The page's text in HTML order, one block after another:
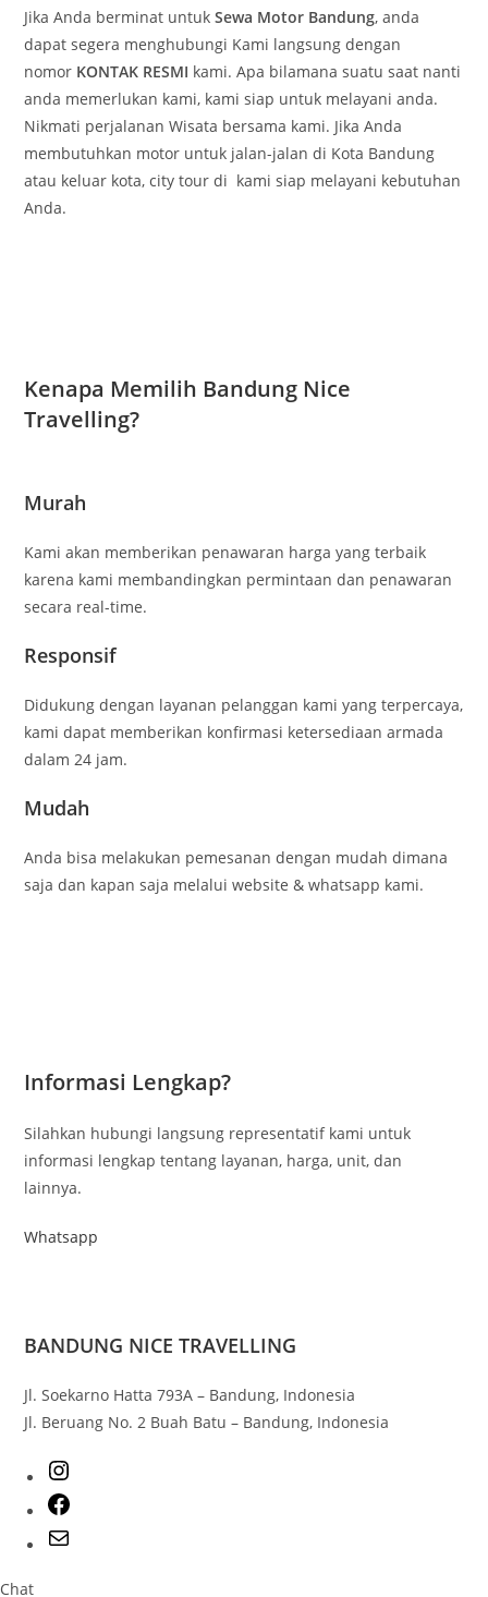
Jika Anda berminat untukSewa Motor Bandung, anda
dapat segera menghubungi Kami langsung dengan
nomor KONTAK RESMI kami. Apa bilamana suatu saat nanti
anda memerlukan kami, kami siap untuk melayani anda.
Nikmati perjalanan Wisata bersama kami. Jika Anda
membutuhkan motor untuk jalan-jalan di Kota Bandung
atau keluar kota, city tour di kami siap melayani kebutuhan
Anda.
Kenapa Memilih Bandung Nice
Travelling?
Murah
Kami akan memberikan penawaran harga yang terbaik
karena kami membandingkan permintaan dan penawaran
secara real-time.
Responsif
Didukung dengan layanan pelanggan kami yang terpercaya,
kami dapat memberikan konfirmasi ketersediaan armada
dalam 24 jam.
Mudah
Anda bisa melakukan pemesanan dengan mudah dimana
saja dan kapan saja melalui website & whatsapp kami.
Informasi Lengkap?
Silahkan hubungi langsung representatif kami untuk
informasi lengkap tentang layanan, harga, unit, dan
lainnya.
Whatsapp
BANDUNG NICE TRAVELLING
Jl. Soekarno Hatta 793A – Bandung, Indonesia
Jl. Beruang No. 2 Buah Batu – Bandung, Indonesia
Chat